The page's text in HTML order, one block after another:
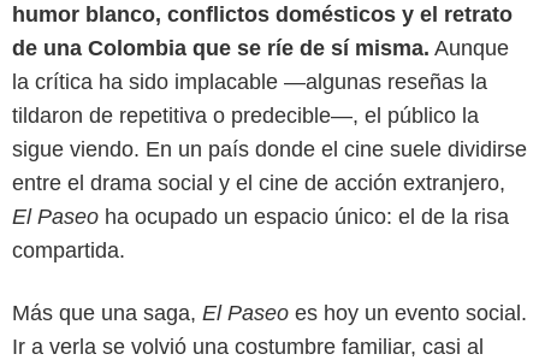
humor blanco, conflictos domésticos y el retrato
de una Colombia que se ríe de sí misma. Aunque
la crítica ha sido implacable —algunas reseñas la
tildaron de repetitiva o predecible—, el público la
sigue viendo. En un país donde el cine suele dividirse
entre el drama social y el cine de acción extranjero,
El Paseo ha ocupado un espacio único: el de la risa
compartida.
Más que una saga, El Paseo es hoy un evento social.
Ir a verla se volvió una costumbre familiar, casi al
Google